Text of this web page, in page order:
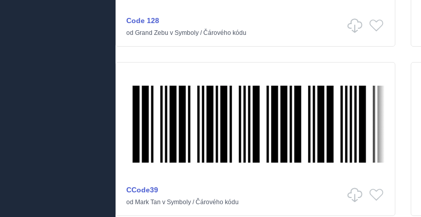
Code 128
od Grand Zebu v Symboly /Čárového kódu
CCode39
od Mark Tan v Symboly /Čárového kódu